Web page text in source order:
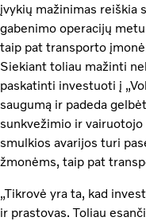
įvykių mažinimas reiškia
gabenimo operacijų
taip pat transporto
Siekiant toliau mažinti
paskatinti investuoti į
saugumą ir padeda
sunkvežimio ir
smulkios avarijos turi
žmonėms, taip pat
„Tikrovė yra ta, kad
ir prastovas. Toliau